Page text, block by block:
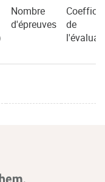
Nombre
d'épreuves
de